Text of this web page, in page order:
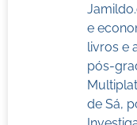
e
livros e
pós-
de Sá,